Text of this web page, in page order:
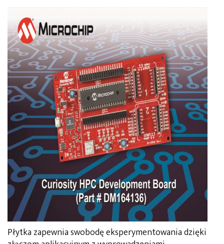
Płytka zapewnia swobodę eksperymentowania dzięki